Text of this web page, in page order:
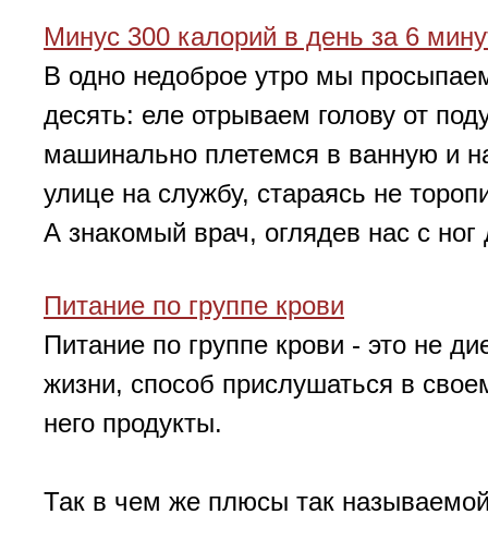
Минус 300 калорий в день за 6
В одно недоброе утро мы
десять: еле отрываем голову от
машинально плетемся в ванную и
улице на службу, стараясь не
А знакомый врач, оглядев нас с ног
Питание по группе крови
Питание по группе крови - это не
жизни, способ прислушаться в
него продукты.
Так в чем же плюсы так